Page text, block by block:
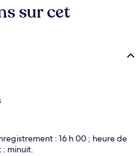
sur cet
: 16 h 00 ; heure de
minuit.